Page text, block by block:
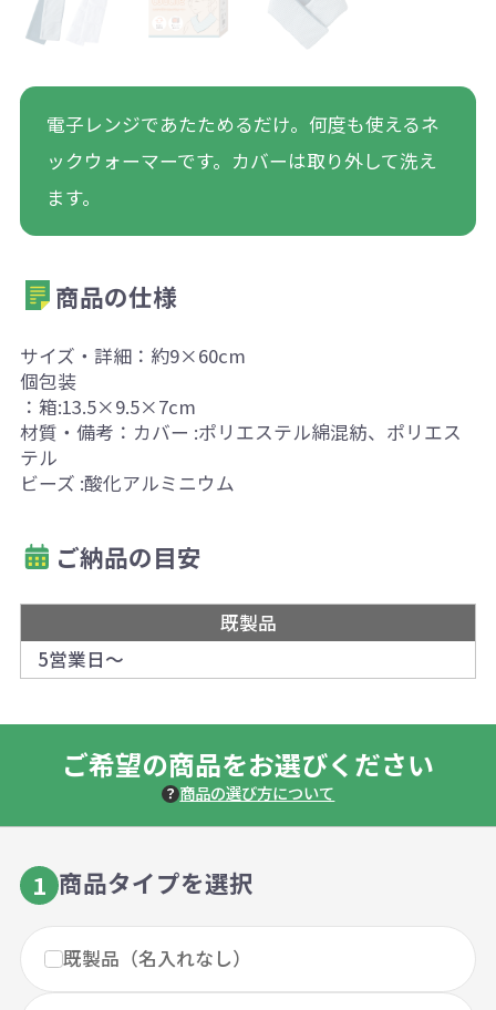
電子レンジであたためるだけ。何度も使えるネ
ックウォーマーです。カバーは取り外して洗え
ます。
商品の仕様
サイズ・詳細：約9×60cm
個包装
：箱:13.5×9.5×7cm
材質・備考：カバー :ポリエステル綿混紡、ポリエス
テル
ビーズ :酸化アルミニウム
ご納品の目安
既製品
5営業日～
ご希望の商品をお選びください
商品の選び方について
1 商品タイプを選択
既製品（名入れなし）